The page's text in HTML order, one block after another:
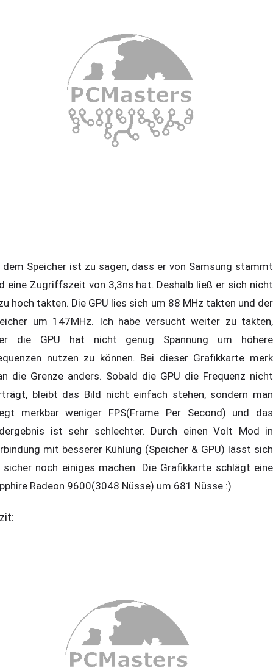
dem Speicher ist zu sagen, dass er von Samsung stammt
eine Zugriffszeit von 3,3ns hat. Deshalb ließ er sich nicht
hoch takten. Die GPU lies sich um 88 MHz takten und der
um 147MHz. Ich habe versucht weiter zu takten,
die GPU hat nicht genug Spannung um höhere
nutzen zu können. Bei dieser Grafikkarte merk
die Grenze anders. Sobald die GPU die Frequenz nicht
bleibt das Bild nicht einfach stehen, sondern man
merkbar weniger FPS(Frame Per Second) und das
ist sehr schlechter. Durch einen Volt Mod in
mit besserer Kühlung (Speicher & GPU) lässt sich
sicher noch einiges machen. Die Grafikkarte schlägt eine
Radeon 9600(3048 Nüsse) um 681 Nüsse :)